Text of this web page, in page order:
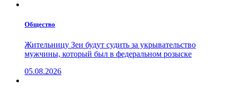
Общество
Жительницу Зеи будут судить за укрывательство
мужчины, который был в федеральном розыске
05.08.2026